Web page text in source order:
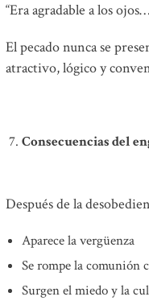
“Era agradable a los
El pecado nunca se
atractivo, lógico y
Consecuencias del
Después de la
Aparece la vergüenza
Se rompe la comunión
Surgen el miedo y la